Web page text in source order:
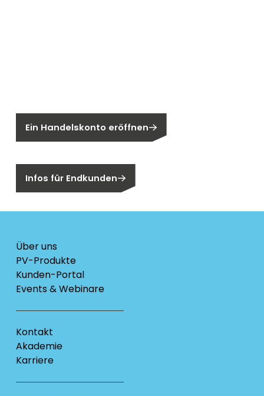
Ein Handelskonto eröffnen
Infos für Endkunden
Über uns
PV-Produkte
Kunden-Portal
Events & Webinare
Kontakt
Akademie
Karriere